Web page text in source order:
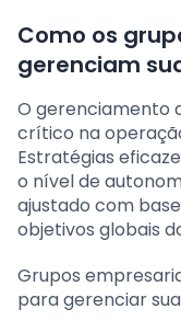
Como os
gerenciam
O gerenciamento
crítico na
Estratégias
o nível de
ajustado com
objetivos globais
Grupos
para gerenciar